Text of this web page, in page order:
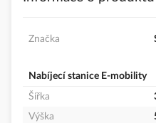
Značka
Nabíjecí stanice E-mobility
Šířka
Výška